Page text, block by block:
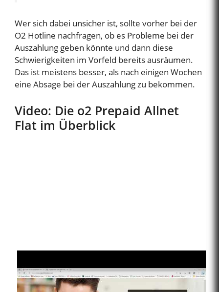
Wer sich dabei unsicher ist, sollte vorher bei der
O2 Hotline nachfragen, ob es Probleme bei der
Auszahlung geben könnte und dann diese
Schwierigkeiten im Vorfeld bereits ausräumen.
Das ist meistens besser, als nach einigen Wochen
eine Absage bei der Auszahlung zu bekommen.
Video: Die o2 Prepaid Allnet
Flat im Überblick